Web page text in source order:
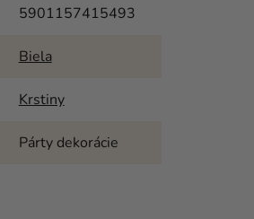
5901157415493
Biela
Krstiny
Párty dekorácie